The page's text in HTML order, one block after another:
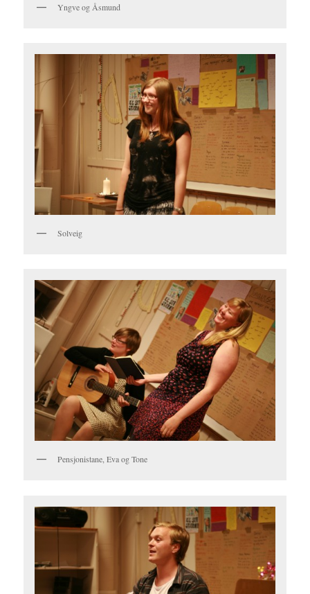
Yngve og Åsmund
Solveig
Pensjonistane, Eva og Tone